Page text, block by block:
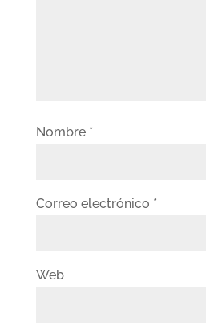
Nombre *
Correo electrónico *
Web